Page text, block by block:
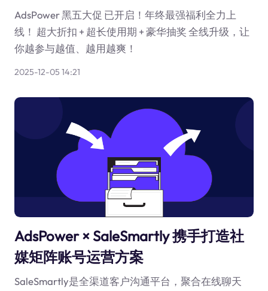
AdsPower 黑五大促 已开启！年终最强福利全力上
线！ 超大折扣 + 超长使用期 + 豪华抽奖 全线升级，让
你越参与越值、越用越爽！
2025-12-05 14:21
AdsPower × SaleSmartly 携手打造社
媒矩阵账号运营方案
SaleSmartly是全渠道客户沟通平台，聚合在线聊天